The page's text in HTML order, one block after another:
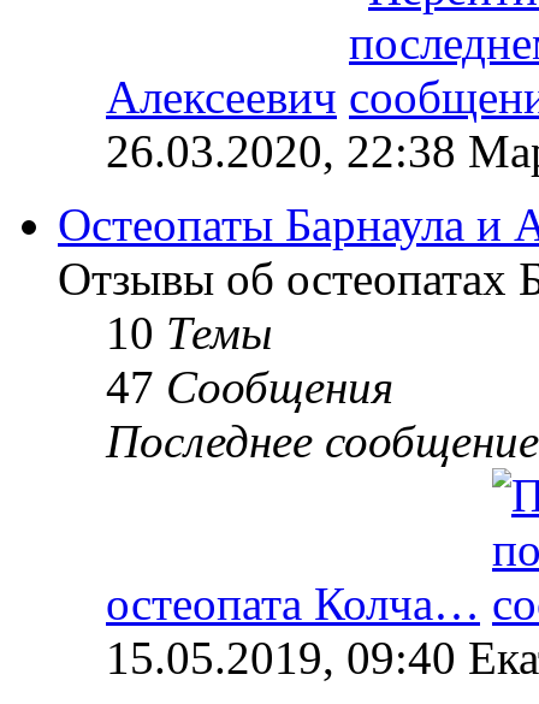
Алексеевич
26.03.2020, 22:38
Остеопаты Барнаула и
Отзывы об остеопатах
10 Темы
47 Сообщения
Последнее сообщение
остеопата Колча…
15.05.2019, 09:40